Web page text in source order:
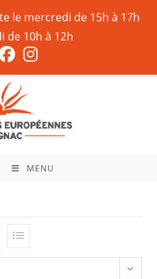
le mercredi de 15h à 17h
de 10h à 12h
MENU